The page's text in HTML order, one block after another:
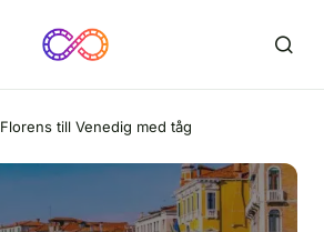
Florens till Venedig med tåg